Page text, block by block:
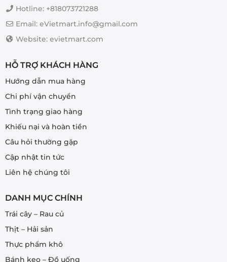
Hotline: +818073721288
Email: eVietmart.info@gmail.com
Website: evietmart.com
HỖ TRỢ KHÁCH HÀNG
Hướng dẫn mua hàng
Chi phí vận chuyển
Tình trạng giao hàng
Khiếu nại và hoàn tiền
Câu hỏi thường gặp
Cập nhật tin tức
Liên hệ chúng tôi
DANH MỤC CHÍNH
Trái cây – Rau củ
Thịt – Hải sản
Thực phẩm khô
Bánh kẹo – Đồ uống